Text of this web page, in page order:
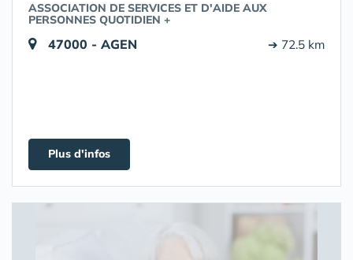
ASSOCIATION DE SERVICES ET D'AIDE AUX
PERSONNES QUOTIDIEN +
47000 - AGEN ➔ 72.5 km
Plus d'infos